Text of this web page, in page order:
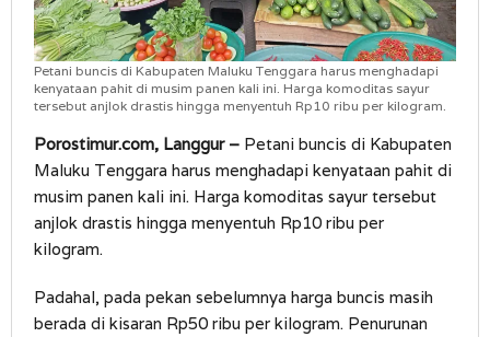
Petani buncis di Kabupaten Maluku Tenggara harus menghadapi
kenyataan pahit di musim panen kali ini. Harga komoditas sayur
tersebut anjlok drastis hingga menyentuh Rp10 ribu per kilogram.
Porostimur.com, Langgur – Petani buncis di Kabupaten
Maluku Tenggara harus menghadapi kenyataan pahit di
musim panen kali ini. Harga komoditas sayur tersebut
anjlok drastis hingga menyentuh Rp10 ribu per
kilogram.
Padahal, pada pekan sebelumnya harga buncis masih
berada di kisaran Rp50 ribu per kilogram. Penurunan